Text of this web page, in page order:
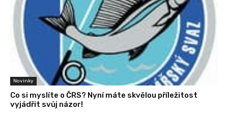
Novinky
Co si myslíte o ČRS? Nyní máte skvělou příležitost
vyjádřit svůj názor!